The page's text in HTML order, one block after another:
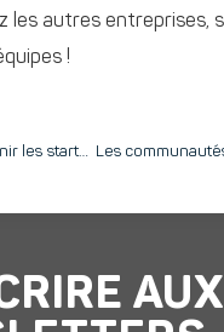
les autres
!
Plan France 2030 : 30 millions d’euros pour soutenir les startups et PME industrielles et un appel à projet « Première Usine » jusqu’au 15 décembre 2026
AUX